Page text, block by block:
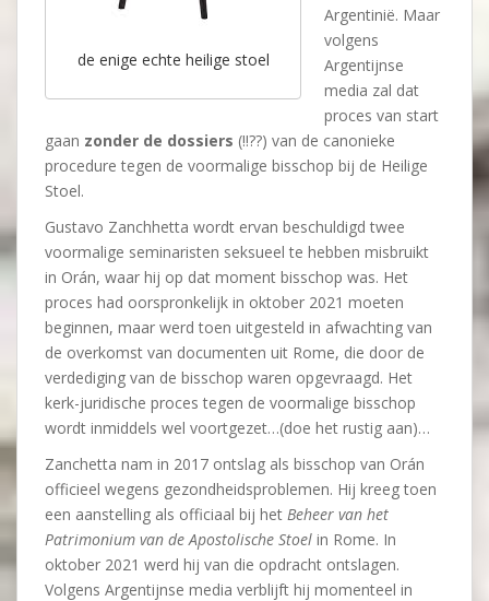
de enige echte heilige stoel
Argentinië. Maar
volgens
Argentijnse
media zal dat
proces van start
gaan zonder de dossiers (!!??) van de canonieke
procedure tegen de voormalige bisschop bij de Heilige
Stoel.
Gustavo Zanchhetta wordt ervan beschuldigd twee
voormalige seminaristen seksueel te hebben misbruikt
in Orán, waar hij op dat moment bisschop was. Het
proces had oorspronkelijk in oktober 2021 moeten
beginnen, maar werd toen uitgesteld in afwachting van
de overkomst van documenten uit Rome, die door de
verdediging van de bisschop waren opgevraagd. Het
kerk-juridische proces tegen de voormalige bisschop
wordt inmiddels wel voortgezet…(doe het rustig aan)…
Zanchetta nam in 2017 ontslag als bisschop van Orán
officieel wegens gezondheidsproblemen. Hij kreeg toen
een aanstelling als officiaal bij het Beheer van het
Patrimonium van de Apostolische Stoel in Rome. In
oktober 2021 werd hij van die opdracht ontslagen.
Volgens Argentijnse media verblijft hij momenteel in